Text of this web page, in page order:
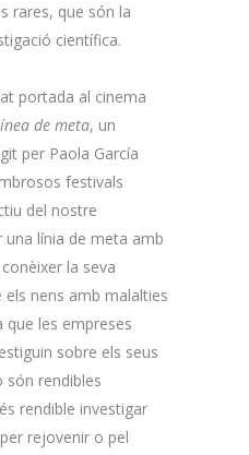
rares, que són la
científica.
portada al cinema
de meta, un
per Paola García
festivals
del nostre
línia de meta amb
la seva
nens amb malalties
que les empreses
sobre els seus
rendibles
rendible investigar
rejovenir o pel